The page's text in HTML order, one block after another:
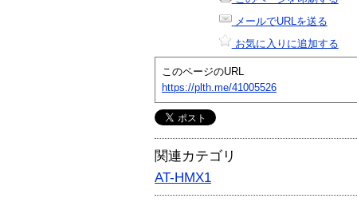
メールでURLを送る
お気に入りに追加する
このページのURL
https://plth.me/41005526
関連カテゴリ
AT-HMX1